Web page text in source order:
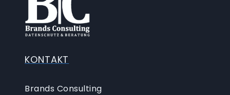
KONTAKT
Brands Consulting